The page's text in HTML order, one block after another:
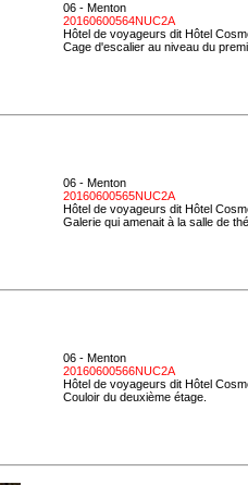
06 - Menton
20160600564NUC2A
Hôtel de voyageurs dit Hôtel
Cage d'escalier au niveau du
06 - Menton
20160600565NUC2A
Hôtel de voyageurs dit Hôtel
Galerie qui amenait à la salle de
06 - Menton
20160600566NUC2A
Hôtel de voyageurs dit Hôtel
Couloir du deuxième étage.